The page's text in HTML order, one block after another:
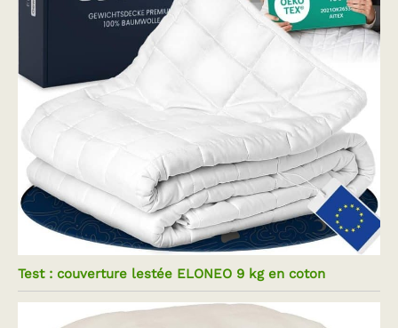
Test : couverture lestée ELONEO 9 kg en coton